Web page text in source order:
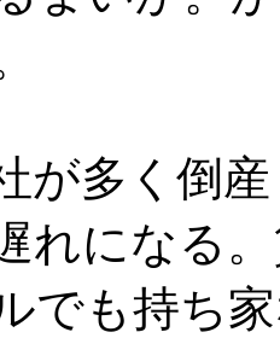
が多く倒産
れになる
でも持ち